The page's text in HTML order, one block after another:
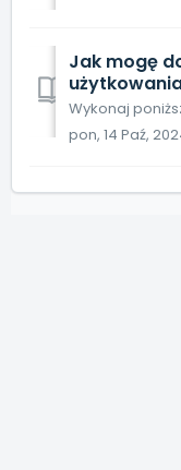
Jak mogę
pon, 14 Paź,